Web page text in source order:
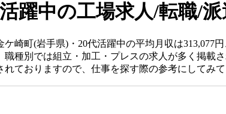
躍中の工場求人/転職/派
崎町(岩手県)・20代活躍中の平均月収は313,077
種別では組立・加工・プレスの求人が多く掲載さ
ておりますので、仕事を探す際の参考にしてみて